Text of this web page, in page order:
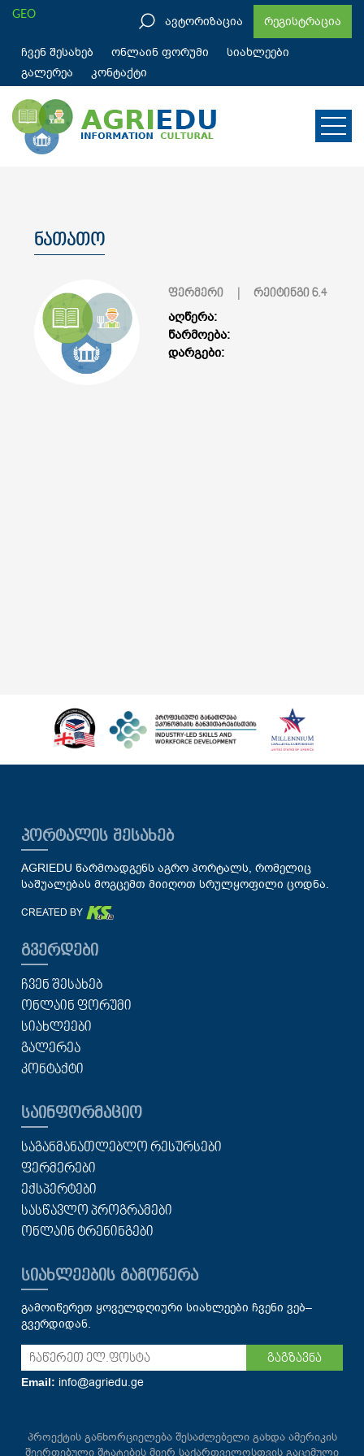
GEO ავტორიზაცია
რეგისტრაცია
ჩვენ შესახებ
ონლაინ ფორუმი
სიახლეები
გალერეა
კონტაქტი
ნათათო
ფერმერი | რეიტინგი 6.4
აღწერა:
წარმოება:
დარგები:
ᲞᲝᲠᲢᲐᲚᲘᲡ ᲨᲔᲡᲐᲮᲔᲑ
AGRIEDU წარმოადგენს აგრო პორტალს, რომელიც
საშუალებას მოგცემთ მიიღოთ სრულყოფილი ცოდნა.
CREATED BY
ᲒᲕᲔᲠᲓᲔᲑᲘ
ᲩᲕᲔᲜ ᲨᲔᲡᲐᲮᲔᲑ
ᲝᲜᲚᲐᲘᲜ ᲤᲝᲠᲣᲛᲘ
ᲡᲘᲐᲮᲚᲔᲔᲑᲘ
ᲒᲐᲚᲔᲠᲔᲐ
ᲙᲝᲜᲢᲐᲥᲢᲘ
ᲡᲐᲘᲜᲤᲝᲠᲛᲐᲪᲘᲝ
ᲡᲐᲒᲐᲜᲛᲐᲜᲐᲗᲚᲔᲑᲚᲝ ᲠᲔᲡᲣᲠᲡᲔᲑᲘ
ᲤᲔᲠᲛᲔᲠᲔᲑᲘ
ᲔᲥᲡᲞᲔᲠᲢᲔᲑᲘ
ᲡᲐᲡᲬᲐᲕᲚᲝ ᲞᲠᲝᲒᲠᲐᲛᲔᲑᲘ
ᲝᲜᲚᲐᲘᲜ ᲢᲠᲔᲜᲘᲜᲒᲔᲑᲘ
ᲡᲘᲐᲮᲚᲔᲔᲑᲘᲡ ᲒᲐᲛᲝᲬᲔᲠᲐ
გამოიწერეთ ყოველდღიური სიახლეები ჩვენი ვებ–
გვერდიდან.
გაგზავნა
Email: info@agriedu.ge
პროექტის განხორციელება შესაძლებელი გახდა ამერიკის
შეერთებული შტატების მიერ საქართველოსთვის გაცემული